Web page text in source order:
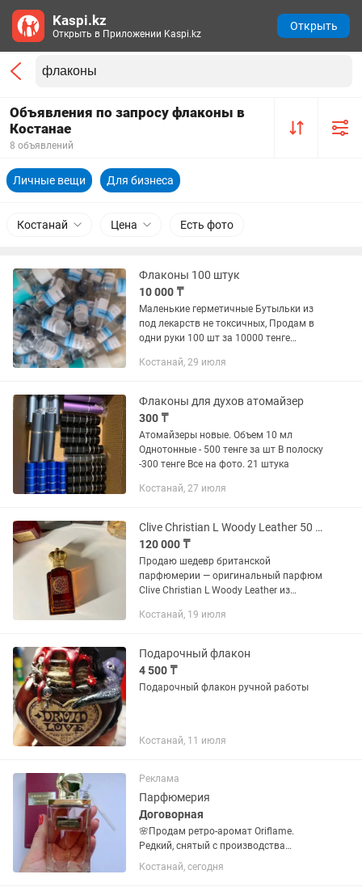
Объявления по запросу флаконы в
Костанае
8 объявлений
Личные вещи Для бизнеса
Костанай Цена Есть фото
Флаконы 100 штук
10 000 ₸
Маленькие герметичные Бутыльки из
под лекарств не токсичных, Продам в
одни руки 100 шт за 10000 тенге
сфере Или для раствора в
Костанай, 29 июля
Флаконы для духов атомайзер
300 ₸
Атомайзеры новые. Объем 10 мл
Однотонные - 500 тенге за шт В полоску
-300 тенге Все на фото. 21 штука
Костанай, 27 июля
Clive Christian L Woody Leather 50 ml Полный флакон, Оригинал
120 000 ₸
Продаю шедевр британской
парфюмерии — оригинальный парфюм
Clive Christian L Woody Leather из
Один из самых дорогих и статусных
Костанай, 19 июля
Подарочный флакон
4 500 ₸
Подарочный флакон ручной работы
Костанай, 11 июля
Реклама
Парфюмерия
Договорная
🌸Продам ретро-аромат Oriflame.
Редкий, снятый с производства
парфюм для ценителей! Флакон в
отличном состоянии, оригинал.
Костанай, сегодня
Kaspi.kz
Открыть в Приложении Kaspi.kz
Открыть